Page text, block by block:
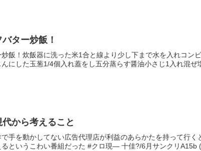
ター炒飯！
飯！炊飯器に洗った米1合と線より少し下まで水を入れコン
にした玉葱1/4個入れ蓋をし五分蒸らす醤油小さじ1入れ混ぜ
から考えること
手を動かしてない広告代理店が利益のあらかたを持って行
というこわい番組だった #クロ現— 十佳?/6月サンクリA15b